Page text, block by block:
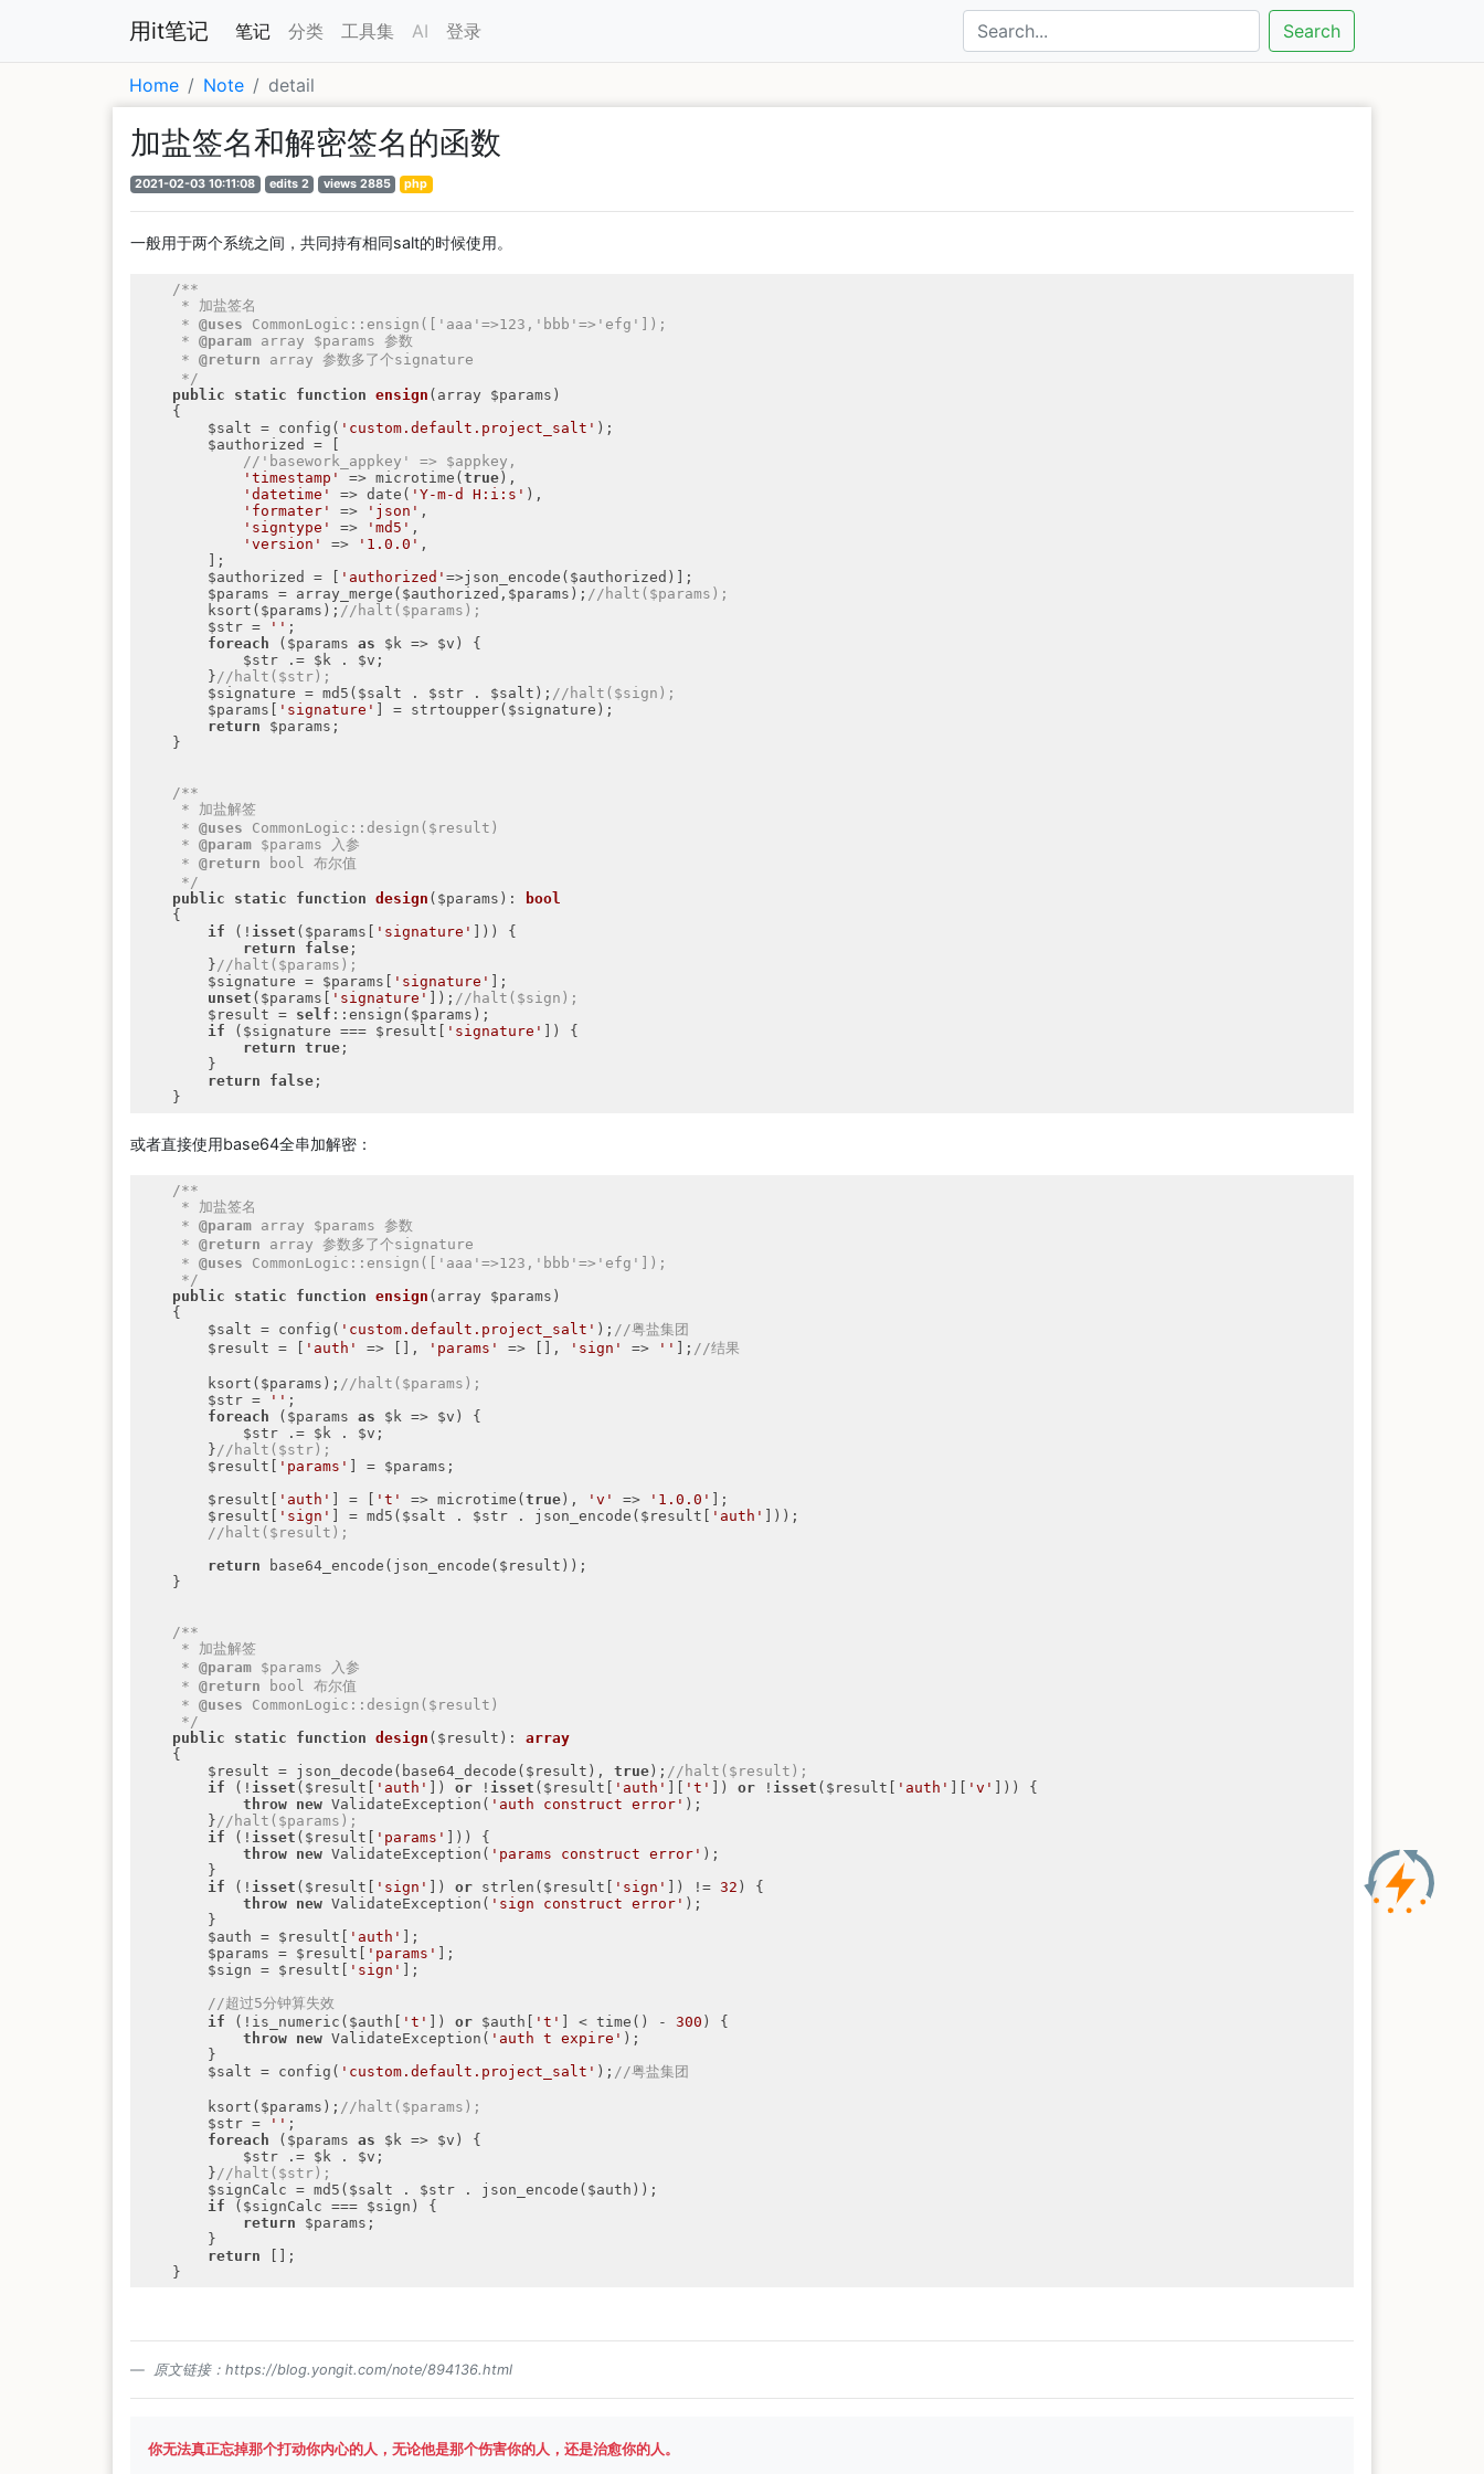
用it笔记 笔记 分类 工具集 AI 登录 Search
Home Note detail
加盐签名和解密签名的函数
2021-02-03 10:11:08 edits 2 views 2885 php
一般用于两个系统之间，共同持有相同salt的时候使用。
/**
     *
@uses CommonLogic::ensign(['aaa'=>123,'bbb'=>'efg']);
     *
@param array $params 参数
     *
@return array 参数多了个signature
     */
public
static function ensign (array $params)
{
        $salt = config(
'custom.default.project_salt' );
//'basework_appkey' => $appkey,
'timestamp'
=> microtime(true ),
'datetime'
=> date( 'Y-m-d H:i:s' ),
'formater'
=> 'json' ,
'signtype'
=> 'md5' ,
'version'
=> '1.0.0' ,
        $authorized = [
'authorized'=>json_encode($authorized)];
        $params = array_merge($authorized,$params);
//halt($params);
        ksort($params);
//halt($params);
        $str =
'' ;
foreach ($params as $k => $v) {
        }
//halt($str);
        $signature = md5($salt . $str . $salt);
//halt($sign);
        $params[
'signature'
] = strtoupper($signature);
return $params;
/**
     *
@uses CommonLogic::design($result)
     *
@param $params 入参
     *
@return bool 布尔值
     */
public
static function design ($params) :
bool
{
if (! isset ($params[ 'signature'
])) {
return
false ;
        }
//halt($params);
        $signature = $params[
'signature'
];
unset ($params[ 'signature' ]); //halt($sign);
        $result =
self ::ensign($params);
if ($signature === $result[ 'signature'
]) {
return
true ;
return
false ;
    }
或者直接使用base64全串加解密：
/**
     *
@param array $params 参数
     *
@return array 参数多了个signature
     *
@uses CommonLogic::ensign(['aaa'=>123,'bbb'=>'efg']);
     */
public
static function ensign (array $params)
{
        $salt = config(
'custom.default.project_salt' ); //粤盐集团
        $result = [
'auth' => [], 'params' => [], 'sign' => '' ]; //结果
        ksort($params);
//halt($params);
        $str =
'' ;
foreach ($params as $k => $v) {
        }
//halt($str);
        $result[
'params'
] = $params;
        $result[
'auth' ] = [ 't' => microtime(true ), 'v' => '1.0.0'
];
        $result[
'sign' ] = md5($salt . $str . json_encode($result[ 'auth'
]));
//halt($result);
return base64_encode(json_encode($result));
/**
     *
@param $params 入参
     *
@return bool 布尔值
     *
@uses CommonLogic::design($result)
     */
public
static function design ($result) : array
{
        $result = json_decode(base64_decode($result),
true ); //halt($result);
if (! isset ($result[ 'auth' ]) or ! isset ($result[ 'auth' 't' ]) or ! isset ($result[ 'auth' 'v'
])) {
throw new ValidateException( 'auth construct error' );
        }
//halt($params);
if (! isset ($result[ 'params'
])) {
throw new ValidateException( 'params construct error' );
if (! isset ($result[ 'sign' ]) or strlen($result[ 'sign' ]) != 32 ) {
throw new ValidateException( 'sign construct error' );
        $auth = $result[
'auth'
];
        $params = $result[
'params'
];
        $sign = $result[
'sign'
];
//超过5分钟算失效
if (!is_numeric($auth[ 't' ]) or $auth[ 't' ] < time() - 300 ) {
throw new ValidateException( 'auth t expire' );
        $salt = config(
'custom.default.project_salt' ); //粤盐集团
        ksort($params);
//halt($params);
        $str =
'' ;
foreach ($params as $k => $v) {
        }
//halt($str);
if ($signCalc === $sign) {
return $params;
return [];
    }
原文链接：https://blog.yongit.com/note/894136.html
你无法真正忘掉那个打动你内心的人，无论他是那个伤害你的人，还是治愈你的人。